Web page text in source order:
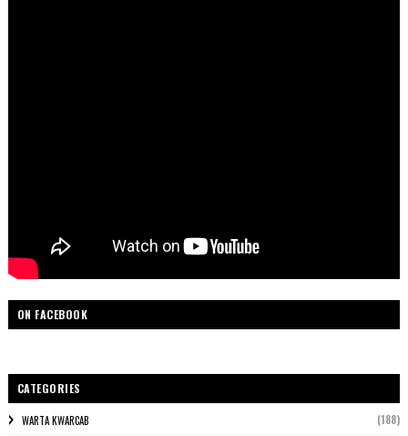
ON FACEBOOK
CATEGORIES
WARTA KWARCAB (188)